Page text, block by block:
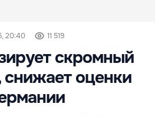
20:40 11 519
скромный
снижает оценки